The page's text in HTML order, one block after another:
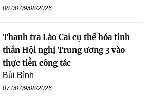
08:00 09/08/2026
Thanh tra Lào Cai cụ thể hóa tinh
thần Hội nghị Trung ương 3 vào
thực tiễn công tác
Bùi Bình
07:00 09/08/2026